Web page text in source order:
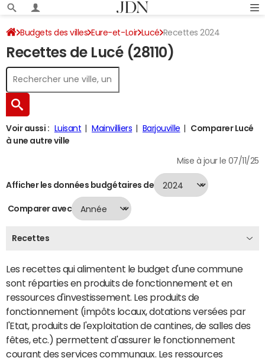
Budgets des villes Eure-et-Loir Lucé Recettes 2024
Recettes de Lucé (28110)
Voir aussi : Luisant Mainvilliers Barjouville
Comparer Lucé
à une autre ville
Mise à jour le 07/11/25
Afficher les données budgétaires de
Comparer avec
Recettes
Les recettes qui alimentent le budget d'une commune
sont réparties en produits de fonctionnement et en
ressources d'investissement. Les produits de
fonctionnement (impôts locaux, dotations versées par
l'Etat, produits de l'exploitation de cantines, de salles des
fêtes, etc.) permettent d'assurer le fonctionnement
courant des services communaux. Les ressources